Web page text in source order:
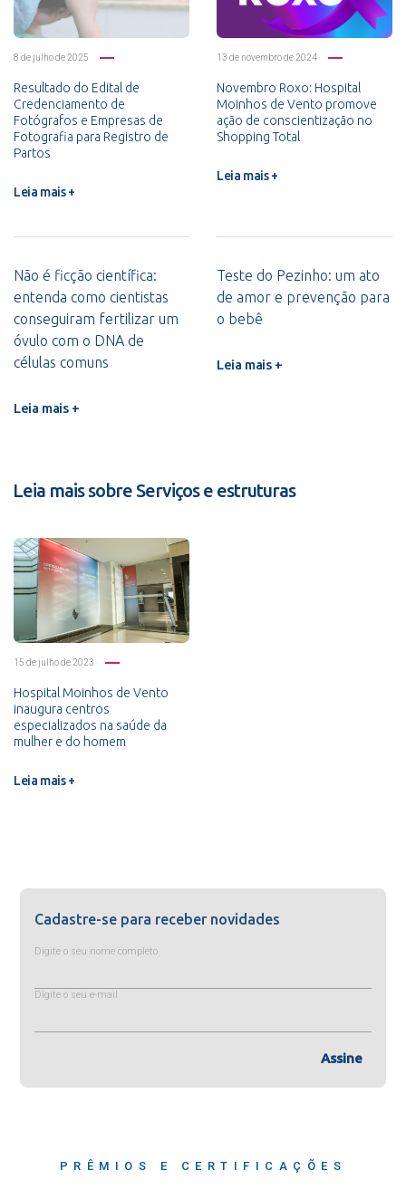
8 de julho de 2025
Resultado do Edital de
Credenciamento de
Fotógrafos e Empresas de
Fotografia para Registro de
Partos
Leia mais +
13 de novembro de 2024
Novembro Roxo: Hospital
Moinhos de Vento promove
ação de conscientização no
Shopping Total
Leia mais +
Não é ficção científica:
entenda como cientistas
conseguiram fertilizar um
óvulo com o DNA de
células comuns
Leia mais +
Teste do Pezinho: um ato
de amor e prevenção para
o bebê
Leia mais +
Leia mais sobre Serviços e estruturas
15 de julho de 2023
Hospital Moinhos de Vento
inaugura centros
especializados na saúde da
mulher e do homem
Leia mais +
Cadastre-se para receber novidades
Digite o seu nome completo
Digite o seu e-mail
Assine
PRÊMIOS E CERTIFICAÇÕES